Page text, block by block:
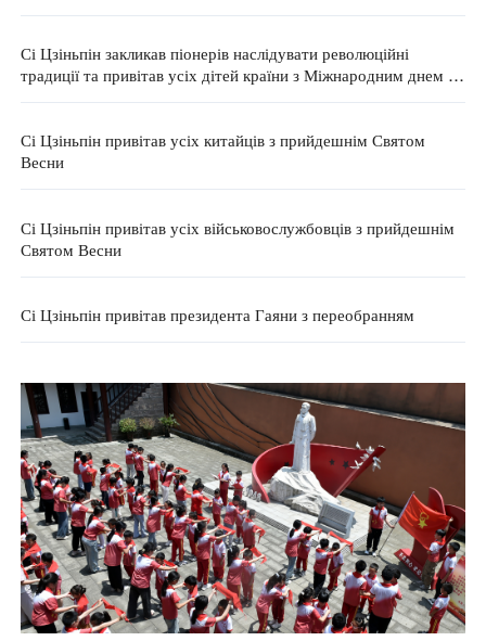
Сі Цзіньпін закликав піонерів наслідувати революційні
традиції та привітав усіх дітей країни з Міжнародним днем ​​
Сі Цзіньпін привітав усіх китайців з прийдешнім Святом
Весни
Сі Цзіньпін привітав усіх військовослужбовців з прийдешнім
Святом Весни
Сі Цзіньпін привітав президента Гаяни з переобранням